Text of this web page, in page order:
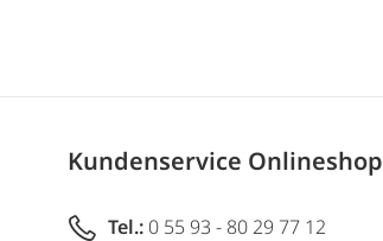
Kundenservice Onlineshop
Tel.: 0 55 93 - 80 29 77 12